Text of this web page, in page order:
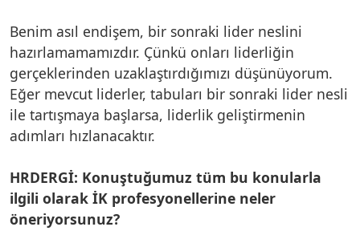
Benim asıl endişem, bir sonraki lider neslini
hazırlamamamızdır. Çünkü onları liderliğin
gerçeklerinden uzaklaştırdığımızı düşünüyorum.
Eğer mevcut liderler, tabuları bir sonraki lider nesli
ile tartışmaya başlarsa, liderlik geliştirmenin
adımları hızlanacaktır.
HRDERGİ: Konuştuğumuz tüm bu konularla
ilgili olarak İK profesyonellerine neler
öneriyorsunuz?